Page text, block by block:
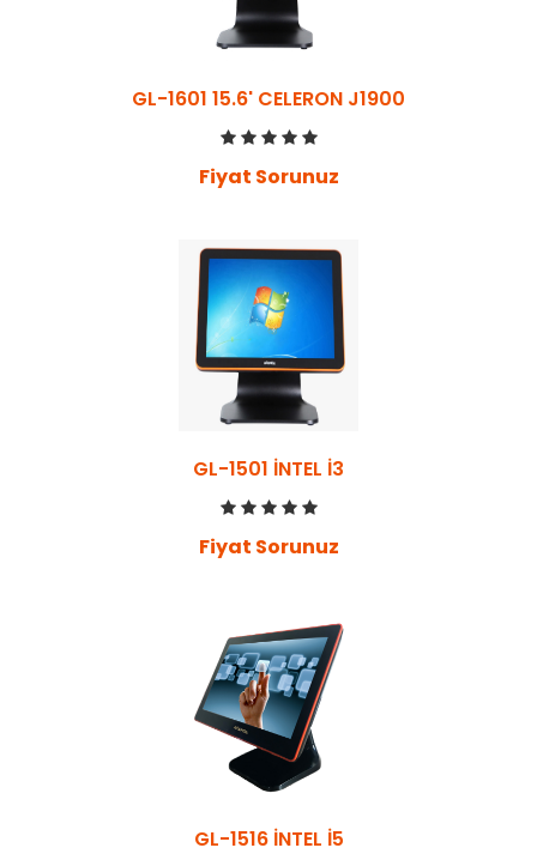
GL-1601 15.6' CELERON J1900
Fiyat Sorunuz
GL-1501 İNTEL İ3
Fiyat Sorunuz
GL-1516 İNTEL İ5